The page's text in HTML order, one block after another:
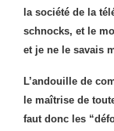
la société de la
schnocks, et le
et je ne le savais
L’andouille de
le maîtrise de
faut donc les